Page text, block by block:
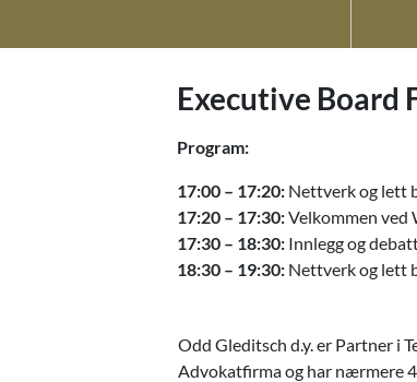
Executive Board
Program:
17:00 – 17:20: Nettverk og lett
17:20 – 17:30:Velkommen ved
17:30 – 18:30: Innlegg og
18:30 – 19:30: Nettverk og lett
Odd Gleditsch d.y. er Partner i
Advokatfirma og har nærmere